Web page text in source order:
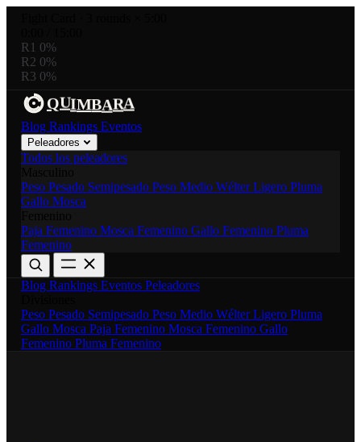
R1 0%
R2 0%
R3 0%
QUIMBARA
Blog Rankings Eventos
Peleadores
Todos los peleadores
Peso Pesado Semipesado Peso Medio WélterLigero Pluma
Gallo Mosca
Paja Femenino Mosca Femenino Gallo Femenino Pluma
Femenino
Blog Rankings Eventos Peleadores
Peso Pesado Semipesado Peso Medio WélterLigero Pluma
Gallo Mosca Paja Femenino Mosca Femenino Gallo
Femenino Pluma Femenino